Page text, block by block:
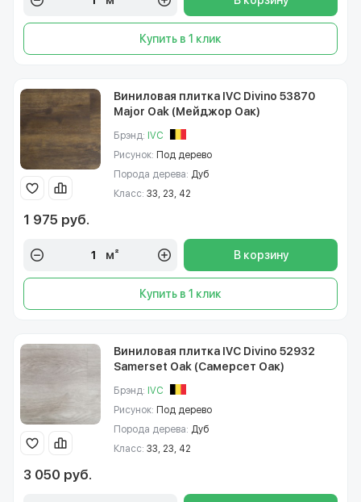
Купить в 1 клик
Виниловая плитка IVC Divino 53870
Major Oak (Мейджор Оак)
Брэнд: IVC
Рисунок: Под дерево
Порода дерева: Дуб
Класс: 33, 23, 42
1 975 руб.
м² В корзину
Купить в 1 клик
Виниловая плитка IVC Divino 52932
Samerset Oak (Самерсет Оак)
Брэнд: IVC
Рисунок: Под дерево
Порода дерева: Дуб
Класс: 33, 23, 42
3 050 руб.